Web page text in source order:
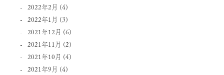
2022年2月 (4)
2022年1月 (3)
2021年12月 (6)
2021年11月 (2)
2021年10月 (4)
2021年9月 (4)